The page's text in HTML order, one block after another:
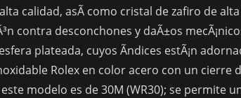
calidad, asÃ­ como cristal de zafiro de
contra desconchones y daÃ±os
plateada, cuyos Ã­ndices estÃ¡n
Rolex en color acero con un cierre
modelo es de 30M (WR30); se permite